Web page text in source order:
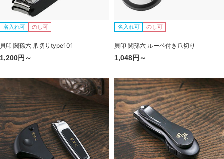
名入れ可 のし可
貝印 関孫六 爪切りtype101
1,200円～
名入れ可 のし可
貝印 関孫六 ルーペ付き爪切り
1,048円～